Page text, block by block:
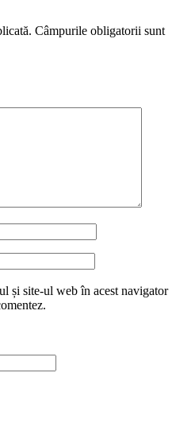
Câmpurile obligatorii sunt
și site-ul web în acest navigator